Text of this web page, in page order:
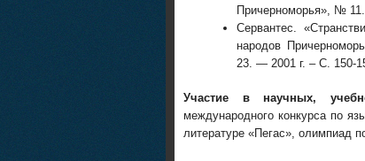
Причерноморья», №
Сервантес.
народов
23. — 2001 г. – С. 150-
Участие в научных,
международного конкурса по
литературе «Пегас», олимпиад